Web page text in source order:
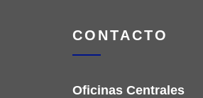
CONTACTO
Oficinas Centrales